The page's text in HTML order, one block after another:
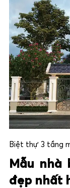
Biệt thự 3 tầng
Mẫu nhà
đẹp nhất